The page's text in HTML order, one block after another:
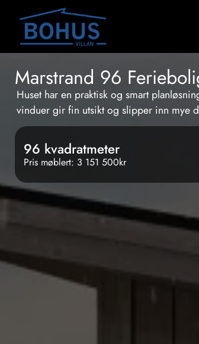
Marstrand 96
Huset har en praktisk og smart
vinduer gir fin utsikt og slipper inn mye
96 kvadratmeter
Pris møblert: 3 151 500kr